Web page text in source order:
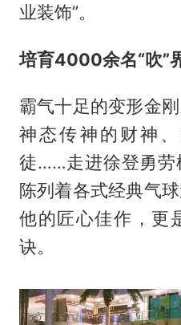
业装饰”。
培育4000余名“吹”
霸气十足的变形金
神态传神的财神
徒……走进徐登勇劳
陈列着各式经典气
他的匠心佳作，更
诀。